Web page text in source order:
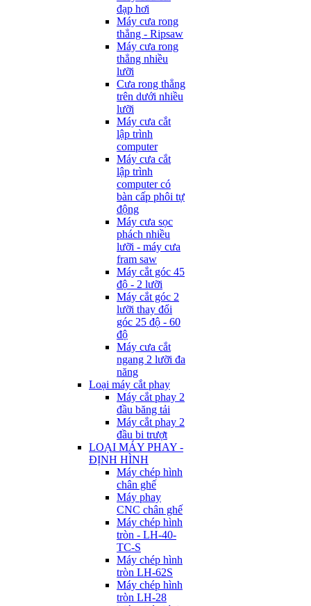
đạp hơi
Máy cưa rong
thẳng - Ripsaw
Máy cưa rong
thẳng nhiều
lưỡi
Cưa rong thẳng
trên dưới nhiều
lưỡi
Máy cưa cắt
lập trình
computer
Máy cưa cắt
lập trình
computer có
bàn cấp phôi tự
động
Máy cưa sọc
phách nhiều
lưỡi - máy cưa
fram saw
Máy cắt góc 45
độ - 2 lưỡi
Máy cắt góc 2
lưỡi thay đổi
góc 25 độ - 60
độ
Máy cưa cắt
ngang 2 lưỡi đa
năng
Loại máy cắt phay
Máy cắt phay 2
đầu băng tải
Máy cắt phay 2
đầu bi trượt
LOẠI MÁY PHAY -
ĐỊNH HÌNH
Máy chép hình
chân ghế
Máy phay
CNC chân ghế
Máy chép hình
tròn - LH-40-
TC-S
Máy chép hình
tròn LH-62S
Máy chép hình
tròn LH-28